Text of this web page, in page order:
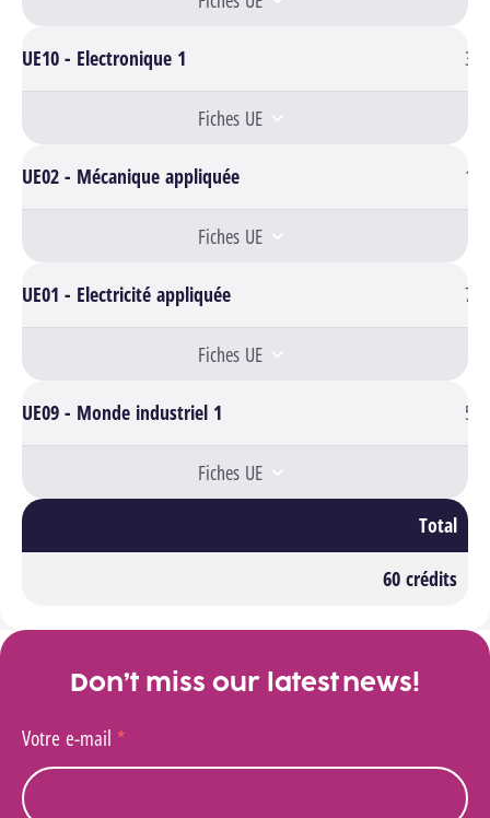
UE10 - Electronique 1 3
Fiches UE
UE02 - Mécanique appliquée 1
Fiches UE
UE01 - Electricité appliquée 7
Fiches UE
UE09 - Monde industriel 1 5
Fiches UE
Total
60 crédits
Don’t miss our latest news!
Votre e-mail *